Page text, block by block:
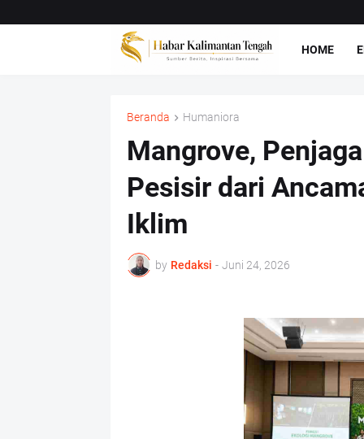
HOME
Beranda Humaniora
Mangrove,
Pesisir dari
Iklim
by Redaksi - Juni 24, 2026